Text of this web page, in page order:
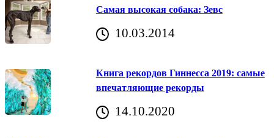
Самая высокая собака: Зевс
10.03.2014
Книга рекордов Гиннесса 2019: самые
впечатляющие рекорды
14.10.2020